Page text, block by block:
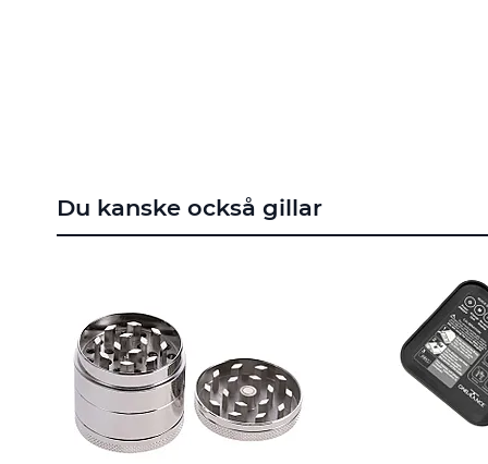
Du kanske också gillar